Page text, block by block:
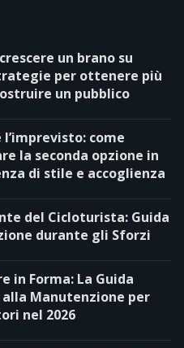
un brano su
per ottenere più
un pubblico
l’imprevisto: come
la seconda opzione in
di stile e accoglienza
del Cicloturista: Guida
durante gli Sforzi
in Forma: La Guida
Manutenzione per
nel 2026